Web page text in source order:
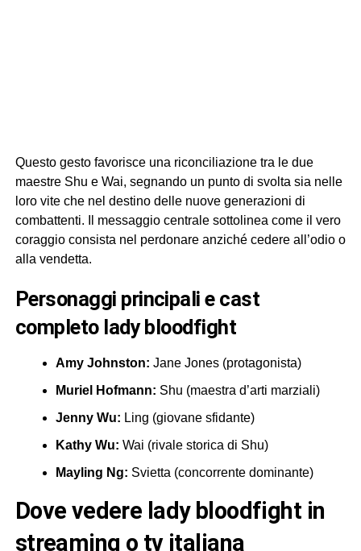
Questo gesto favorisce una riconciliazione tra le due
maestre Shu e Wai, segnando un punto di svolta sia nelle
loro vite che nel destino delle nuove generazioni di
combattenti. Il messaggio centrale sottolinea come il vero
coraggio consista nel perdonare anziché cedere all’odio o
alla vendetta.
personaggi principali e cast
completo lady bloodfight
Amy Johnston: Jane Jones (protagonista)
Muriel Hofmann: Shu (maestra d’arti marziali)
Jenny Wu: Ling (giovane sfidante)
Kathy Wu: Wai (rivale storica di Shu)
Mayling Ng: Svietta (concorrente dominante)
dove vedere lady bloodfight in
streaming o tv italiana